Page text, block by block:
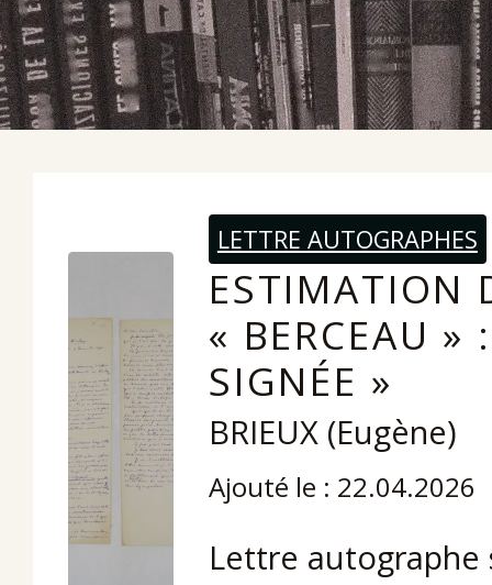
LETTRE AUTOGRAPHES
ESTIMATION
« BERCEAU »
SIGNÉE »
BRIEUX (Eugène)
Ajouté le : 22.04.2026
Lettre autographe